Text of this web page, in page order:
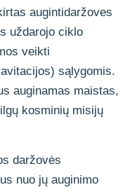
augintidaržoves
uždarojo ciklo
veikti
sąlygomis.
auginamas maistas,
kosminių misijų
daržovės
nuo jų auginimo